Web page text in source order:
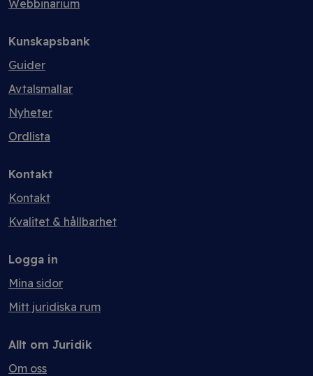
Webbinarium
Kunskapsbank
Guider
Avtalsmallar
Nyheter
Ordlista
Kontakt
Kontakt
Kvalitet & hållbarhet
Logga in
Mina sidor
Mitt juridiska rum
Allt om Juridik
Om oss